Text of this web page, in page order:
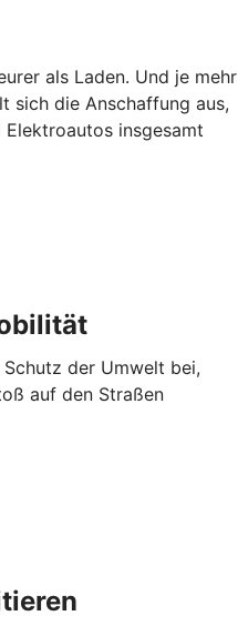
als Laden. Und je mehr
sich die Anschaffung aus,
insgesamt
der Umwelt bei,
auf den Straßen